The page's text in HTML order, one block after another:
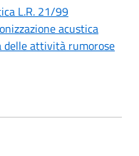
L.R. 21/99
acustica
delle attività rumorose